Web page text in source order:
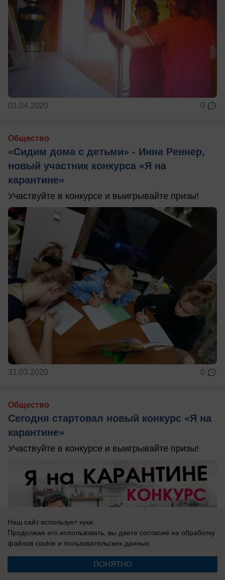
01.04.2020 0
Общество
«Сидим дома с детьми» - Инна Реннер,
новый участник конкурса «Я на
карантине»
Участвуйте в конкурсе и выигрывайте призы!
31.03.2020 0
Общество
Сегодня стартовал новый конкурс «Я на
карантине»
Участвуйте в конкурсе и выигрывайте призы!
Наш сайт использует куки.
Продолжая его использовать, вы даете согласие на обработку
файлов cookie и пользовательских данных.
ПОНЯТНО